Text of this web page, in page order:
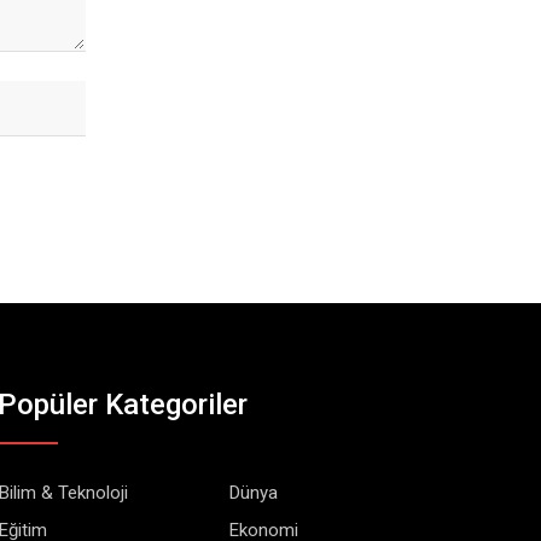
Kategoriler
& Teknoloji
Dünya
Ekonomi